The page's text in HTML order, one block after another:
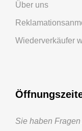
Über uns
Wiederverkäufer
Sie haben